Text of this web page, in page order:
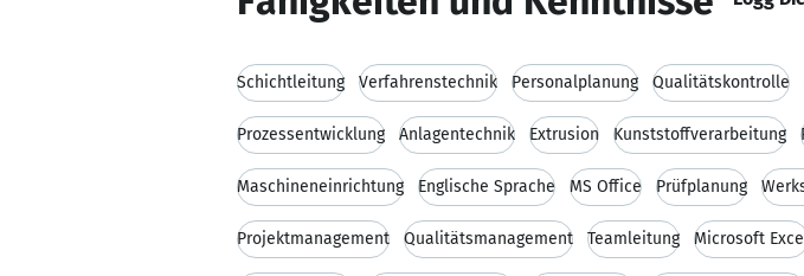
Schichtleitung Verfahrenstechnik Personalplanung Qualitätskontrolle
Prozessentwicklung Anlagentechnik Extrusion Kunststoffverarbeitung
Maschineneinrichtung Englische Sprache MS Office Prüfplanung
Projektmanagement Qualitätsmanagement Teamleitung Microsoft